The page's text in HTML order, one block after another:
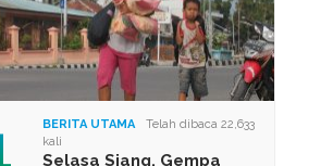
BERITA UTAMA
Telah dibaca 22,633
kali
Selasa Siang, Gempa